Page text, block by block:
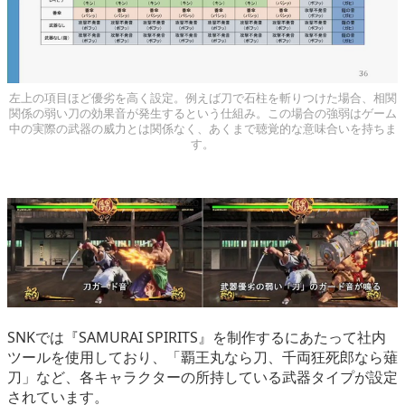
左上の項目ほど優劣を高く設定。例えば刀で石柱を斬りつけた場合、相関
関係の弱い刀の効果音が発生するという仕組み。この場合の強弱はゲーム
中の実際の武器の威力とは関係なく、あくまで聴覚的な意味合いを持ちま
す。
SNKでは『SAMURAI SPIRITS』を制作するにあたって社内
ツールを使用しており、「覇王丸なら刀、千両狂死郎なら薙
刀」など、各キャラクターの所持している武器タイプが設定
されています。